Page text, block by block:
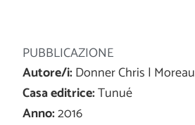
PUBBLICAZIONE
Autore/i:Donner Chris |
Casa editrice:Tunué
Anno:2016